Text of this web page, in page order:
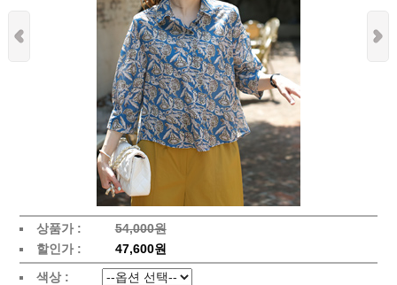
상품가 :
54,000원
할인가 :
47,600원
색상 :